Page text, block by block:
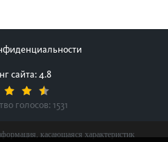
сайта: 4.8
голосов: 1531
касающаяся характеристик